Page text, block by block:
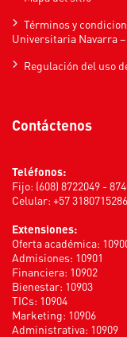
Términos y
Universitaria Navarra –
Regulación del uso
Contáctenos
Teléfonos:
Fijo: (608) 8722049 -
Celular: +57 3180715286
Extensiones:
Oferta académica:
Admisiones: 10901
Financiera: 10902
Bienestar: 10903
TICs: 10904
Marketing: 10906
Administrativa: 10909